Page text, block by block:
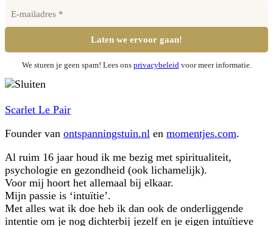
We sturen je geen spam! Lees ons privacybeleid voor meer informatie.
Scarlet Le Pair
Founder van ontspanningstuin.nl en momentjes.com.
Al ruim 16 jaar houd ik me bezig met spiritualiteit,
psychologie en gezondheid (ook lichamelijk).
Voor mij hoort het allemaal bij elkaar.
Mijn passie is ‘intuïtie’.
Met alles wat ik doe heb ik dan ook de onderliggende
intentie om je nog dichterbij jezelf en je eigen intuïtieve